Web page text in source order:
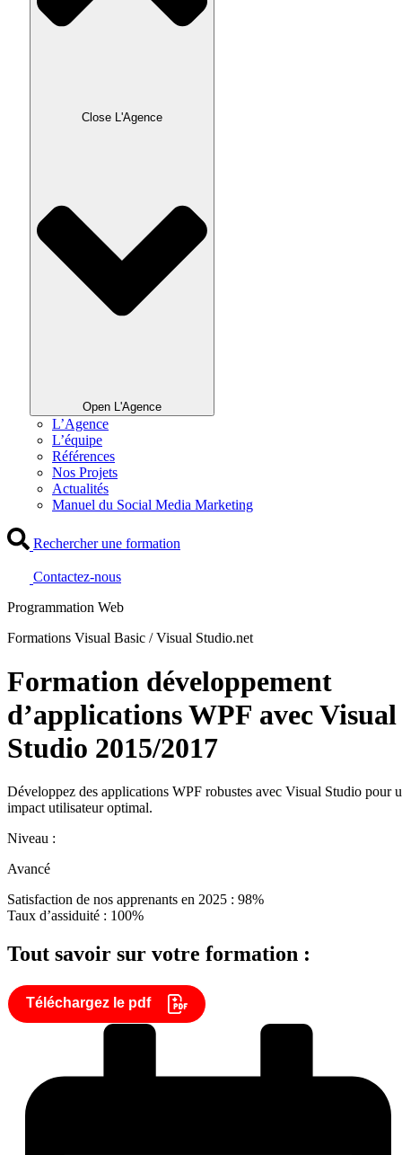
Close L'Agence
Open L'Agence
L’Agence
L’équipe
Références
Nos Projets
Actualités
Manuel du Social Media Marketing
Rechercher une formation
Contactez-nous
Programmation Web
Formations Visual Basic / Visual Studio.net
Formation développement
d’applications WPF avec Visual
Studio 2015/2017
Développez des applications WPF robustes avec Visual Studio pour
impact utilisateur optimal.
Niveau :
Avancé
Satisfaction de nos apprenants en 2025 : 98%
Taux d’assiduité : 100%
Tout savoir sur votre formation :
Téléchargez le pdf